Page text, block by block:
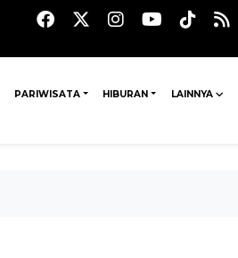
PARIWISATA HIBURAN LAINNYA